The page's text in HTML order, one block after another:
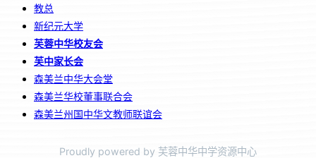
教总
新纪元大学
芙蓉中华校友会
芙中家长会
森美兰中华大会堂
森美兰华校董事联合会
森美兰州国中华文教师联谊会
Proudly powered by 芙蓉中华中学资源中心